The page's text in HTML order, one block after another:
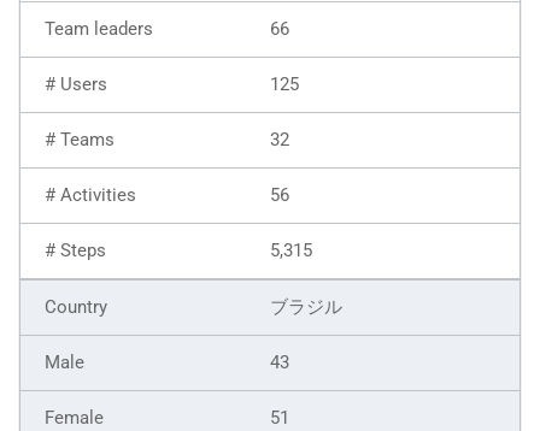
66
125
32
56
5,315
ブラジル
43
51